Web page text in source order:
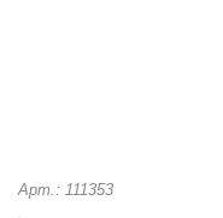
Арт.: 111353